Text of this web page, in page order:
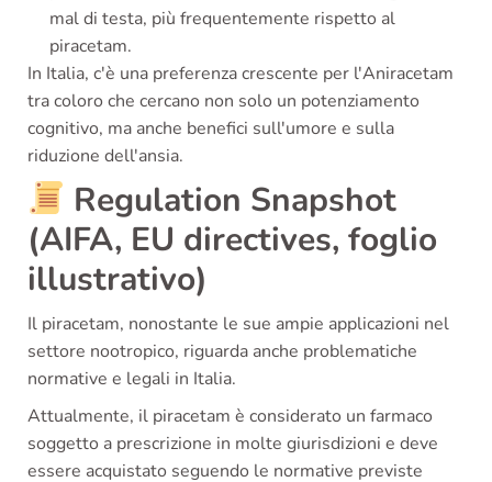
mal di testa, più frequentemente rispetto al
piracetam.
In Italia, c'è una preferenza crescente per l'Aniracetam
tra coloro che cercano non solo un potenziamento
cognitivo, ma anche benefici sull'umore e sulla
riduzione dell'ansia.
Regulation Snapshot
(AIFA, EU directives, foglio
illustrativo)
Il piracetam, nonostante le sue ampie applicazioni nel
settore nootropico, riguarda anche problematiche
normative e legali in Italia.
Attualmente, il piracetam è considerato un farmaco
soggetto a prescrizione in molte giurisdizioni e deve
essere acquistato seguendo le normative previste